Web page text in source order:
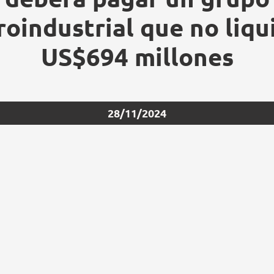
que no
US$694 millones
28/11/2024